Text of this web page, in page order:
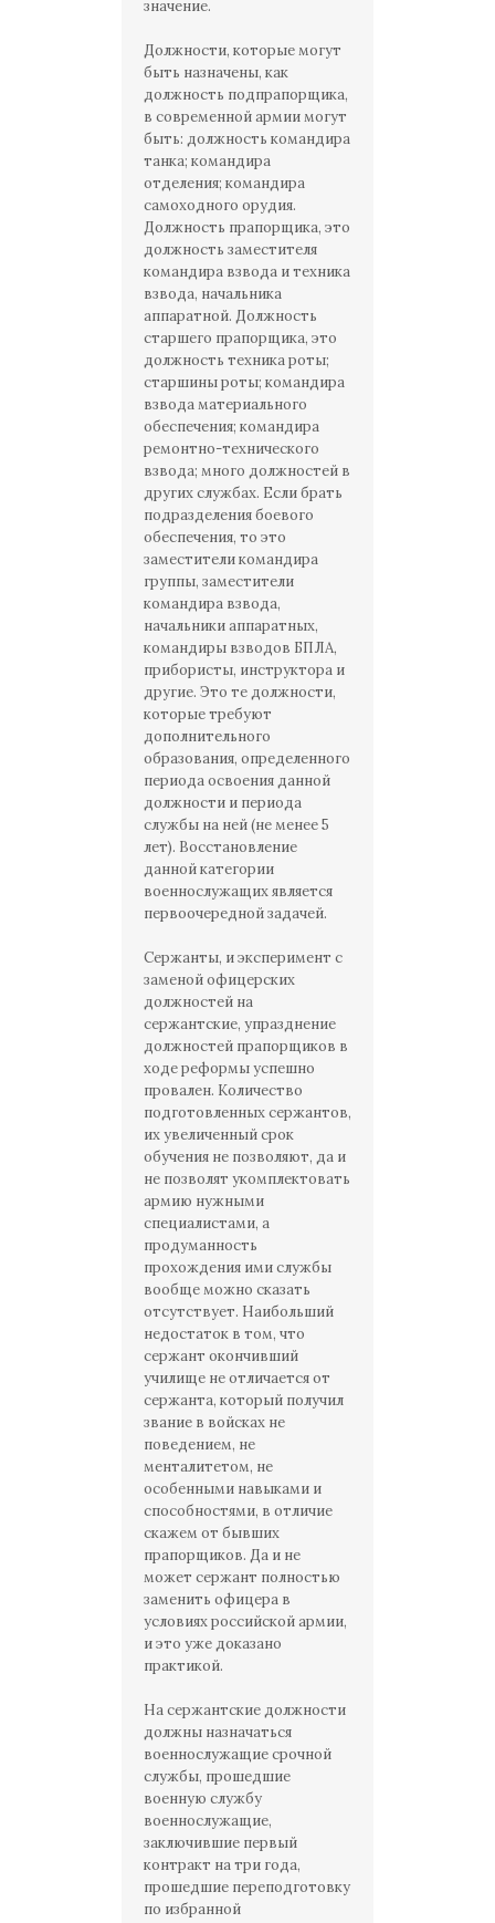
значение.
Должности, которые могут
быть назначены, как
должность подпрапорщика,
в современной армии могут
быть: должность командира
танка; командира
отделения; командира
самоходного орудия.
Должность прапорщика, это
должность заместителя
командира взвода и техника
взвода, начальника
аппаратной. Должность
старшего прапорщика, это
должность техника роты;
старшины роты; командира
взвода материального
обеспечения; командира
ремонтно-технического
взвода; много должностей в
других службах. Если брать
подразделения боевого
обеспечения, то это
заместители командира
группы, заместители
командира взвода,
начальники аппаратных,
командиры взводов БПЛА,
прибористы, инструктора и
другие. Это те должности,
которые требуют
дополнительного
образования, определенного
периода освоения данной
должности и периода
службы на ней (не менее 5
лет). Восстановление
данной категории
военнослужащих является
первоочередной задачей.
Сержанты, и эксперимент с
заменой офицерских
должностей на
сержантские, упразднение
должностей прапорщиков в
ходе реформы успешно
провален. Количество
подготовленных сержантов,
их увеличенный срок
обучения не позволяют, да и
не позволят укомплектовать
армию нужными
специалистами, а
продуманность
прохождения ими службы
вообще можно сказать
отсутствует. Наибольший
недостаток в том, что
сержант окончивший
училище не отличается от
сержанта, который получил
звание в войсках не
поведением, не
менталитетом, не
особенными навыками и
способностями, в отличие
скажем от бывших
прапорщиков. Да и не
может сержант полностью
заменить офицера в
условиях российской армии,
и это уже доказано
практикой.
На сержантские должности
должны назначаться
военнослужащие срочной
службы, прошедшие
военную службу
военнослужащие,
заключившие первый
контракт на три года,
прошедшие переподготовку
по избранной